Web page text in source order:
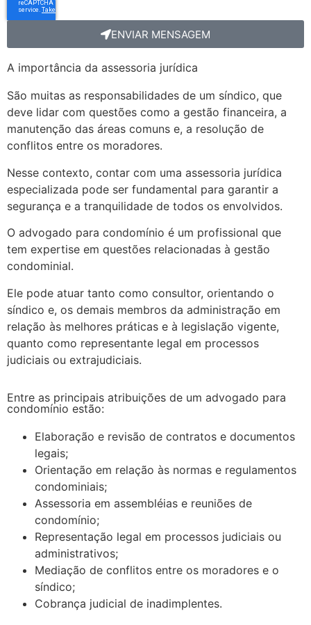
ENVIAR MENSAGEM
A importância da assessoria jurídica
São muitas as responsabilidades de um síndico, que
deve lidar com questões como a gestão financeira, a
manutenção das áreas comuns e, a resolução de
conflitos entre os moradores.
Nesse contexto, contar com uma assessoria jurídica
especializada pode ser fundamental para garantir a
segurança e a tranquilidade de todos os envolvidos.
O advogado para condomínio é um profissional que
tem expertise em questões relacionadas à gestão
condominial.
Ele pode atuar tanto como consultor, orientando o
síndico e, os demais membros da administração em
relação às melhores práticas e à legislação vigente,
quanto como representante legal em processos
judiciais ou extrajudiciais.
Entre as principais atribuições de um advogado para
condomínio estão:
Elaboração e revisão de contratos e documentos
legais;
Orientação em relação às normas e regulamentos
condominiais;
Assessoria em assembléias e reuniões de
condomínio;
Representação legal em processos judiciais ou
administrativos;
Mediação de conflitos entre os moradores e o
síndico;
Cobrança judicial de inadimplentes.